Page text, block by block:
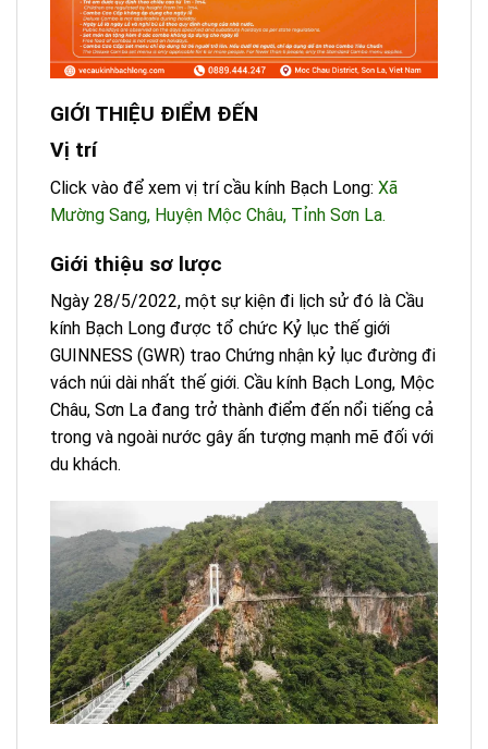
GIỚI THIỆU ĐIỂM ĐẾN
Vị trí
Click vào để xem vị trí cầu kính Bạch Long: Xã
Mường Sang, Huyện Mộc Châu, Tỉnh Sơn La.
Giới thiệu sơ lược
Ngày 28/5/2022, một sự kiện đi lịch sử đó là Cầu
kính Bạch Long được tổ chức Kỷ lục thế giới
GUINNESS (GWR) trao Chứng nhận kỷ lục đường đi
vách núi dài nhất thế giới. Cầu kính Bạch Long, Mộc
Châu, Sơn La đang trở thành điểm đến nổi tiếng cả
trong và ngoài nước gây ấn tượng mạnh mẽ đối với
du khách.